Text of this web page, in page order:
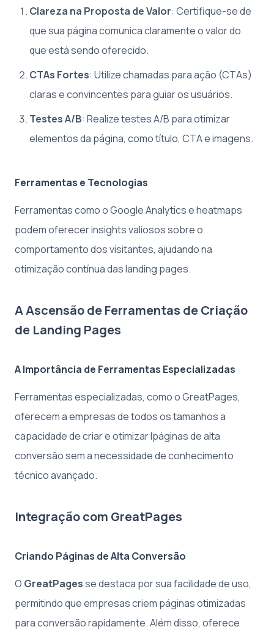
Clareza na Proposta de Valor: Certifique-se de
que sua página comunica claramente o valor do
que está sendo oferecido.
CTAs Fortes: Utilize chamadas para ação (CTAs)
claras e convincentes para guiar os usuários.
Testes A/B: Realize testes A/B para otimizar
elementos da página, como título, CTA e imagens.
Ferramentas e Tecnologias
Ferramentas como o Google Analytics e heatmaps
podem oferecer insights valiosos sobre o
comportamento dos visitantes, ajudando na
otimização contínua das landing pages.
A Ascensão de Ferramentas de Criação
de Landing Pages
A Importância de Ferramentas Especializadas
Ferramentas especializadas, como o GreatPages,
oferecem a empresas de todos os tamanhos a
capacidade de criar e otimizar lpáginas de alta
conversão sem a necessidade de conhecimento
técnico avançado.
Integração com GreatPages
Criando Páginas de Alta Conversão
O GreatPagesse destaca por sua facilidade de uso,
permitindo que empresas criem páginas otimizadas
para conversão rapidamente. Além disso, oferece